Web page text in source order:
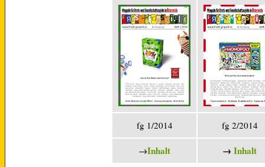
fg 1/2014 fg 2/2014
→Inhalt → Inhalt